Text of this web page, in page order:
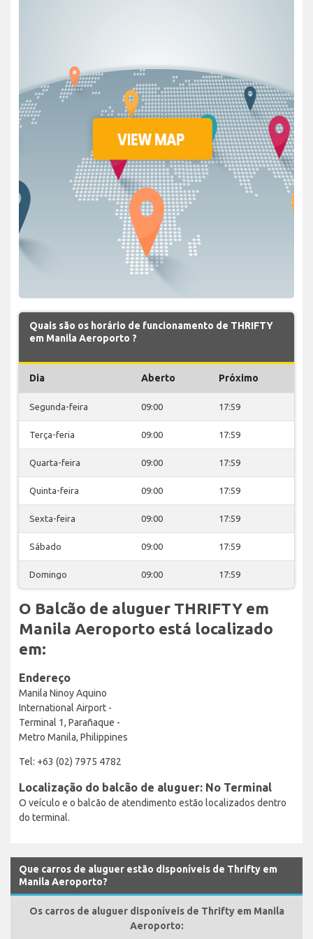
Quais são os horário de funcionamento de THRIFTY
em Manila Aeroporto ?
Dia Aberto Próximo
Segunda-feira 09:00 17:59
Terça-feria 09:00 17:59
Quarta-feira 09:00 17:59
Quinta-feira 09:00 17:59
Sexta-feira 09:00 17:59
Sábado 09:00 17:59
Domingo 09:00 17:59
O Balcão de aluguer THRIFTY em
Manila Aeroporto está localizado
em:
Endereço
Manila Ninoy Aquino
International Airport -
Terminal 1, Parañaque -
Metro Manila, Philippines
Tel: +63 (02) 7975 4782
Localização do balcão de aluguer: No Terminal
O veículo e o balcão de atendimento estão localizados dentro
do terminal.
Que carros de aluguer estão disponíveis de Thrifty em
Manila Aeroporto?
Os carros de aluguer disponíveis de Thrifty em Manila
Aeroporto: